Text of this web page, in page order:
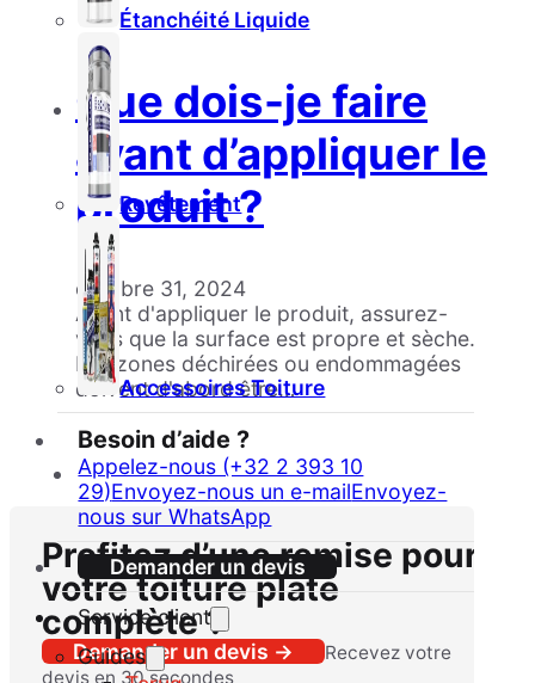
Étanchéité Liquide
Revêtement
Accessoires Toiture
Besoin d’aide ?
Appelez-nous (+32 2 393 10
29)Envoyez-nous un e-mailEnvoyez-
nous sur WhatsApp
Demander un devis
Service client
Guides
Que dois-je faire
avant d’appliquer le
produit ?
octobre 31, 2024
Avant d'appliquer le produit, assurez-
vous que la surface est propre et sèche.
Les zones déchirées ou endommagées
doivent d'abord être…
Profitez d’une remise pour
votre toiture plate
complète ?
Demander un devis →
Recevez votre
devis en 30 secondes